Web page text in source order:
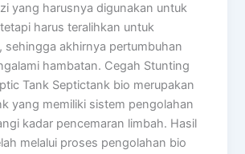
yang harusnya digunakan untuk
harus teralihkan untuk
sehingga akhirnya pertumbuhan
hambatan.​ Cegah Stunting
Tank Septictank bio merupakan
yang memiliki sistem pengolahan
kadar pencemaran limbah. Hasil
melalui proses pengolahan bio